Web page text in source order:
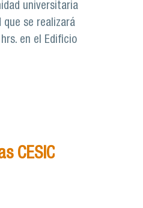
universitaria
se realizará
en el Edificio
CESIC